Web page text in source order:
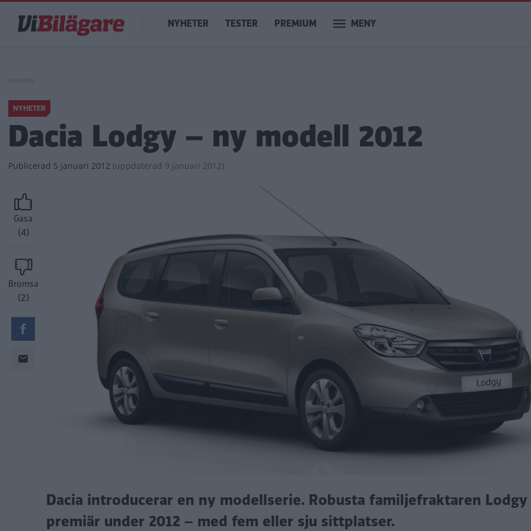
huvudinnehåll
Main
navigation
NYHETER TESTER PREMIUM MENY
NYHETER
Dacia Lodgy – ny modell 2012
Publicerad 5 januari 2012 (uppdaterad 9 januari 2012)
Gasa
(4)
Bromsa
(2)
Dacia introducerar en ny modellserie. Robusta familjefraktaren
premiär under 2012 – med fem eller sju sittplatser.